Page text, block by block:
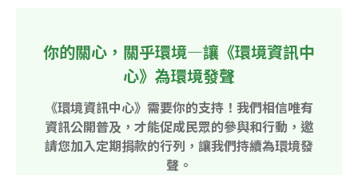
你的關心，關乎環境—讓《環境資訊中
心》為環境發聲
《環境資訊中心》需要你的支持！我們相信唯有
資訊公開普及，才能促成民眾的參與和行動，邀
請您加入定期捐款的行列，讓我們持續為環境發
聲。